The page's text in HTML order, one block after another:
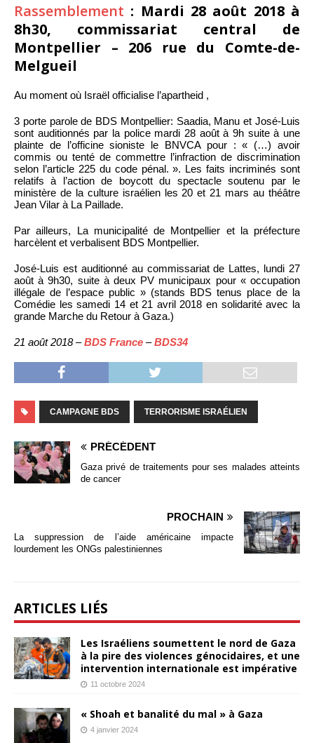
Rassemblement : Mardi 28 août 2018 à
8h30, commissariat central de
Montpellier – 206 rue du Comte-de-
Melgueil
Au moment où Israël officialise l’apartheid ,
3 porte parole de BDS Montpellier: Saadia, Manu et José-Luis
sont auditionnés par la police mardi 28 août à 9h suite à une
plainte de l’officine sioniste le BNVCA pour : « (…) avoir
commis ou tenté de commettre l’infraction de discrimination
selon l’article 225 du code pénal. ». Les faits incriminés sont
relatifs à l’action de boycott du spectacle soutenu par le
ministère de la culture israélien les 20 et 21 mars au théâtre
Jean Vilar à La Paillade.
Par ailleurs, La municipalité de Montpellier et la préfecture
harcèlent et verbalisent BDS Montpellier.
José-Luis est auditionné au commissariat de Lattes, lundi 27
août à 9h30, suite à deux PV municipaux pour « occupation
illégale de l’espace public » (stands BDS tenus place de la
Comédie les samedi 14 et 21 avril 2018 en solidarité avec la
grande Marche du Retour à Gaza.)
21 août 2018 –BDS France –BDS34
CAMPAGNE BDS TERRORISME ISRAÉLIEN
PRÉCÉDENT
Gaza privé de traitements pour ses malades atteints
de cancer
PROCHAIN
La suppression de l’aide américaine impacte
lourdement les ONGs palestiniennes
ARTICLES LIÉS
Les Israéliens soumettent le nord de Gaza
à la pire des violences génocidaires, et une
intervention internationale est impérative
11 octobre 2024
« Shoah et banalité du mal » à Gaza
4 janvier 2024